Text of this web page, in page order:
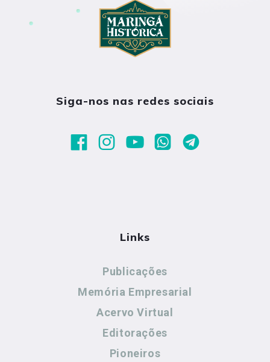
Siga-nos nas redes sociais
Links
Publicações
Memória Empresarial
Acervo Virtual
Editorações
Pioneiros